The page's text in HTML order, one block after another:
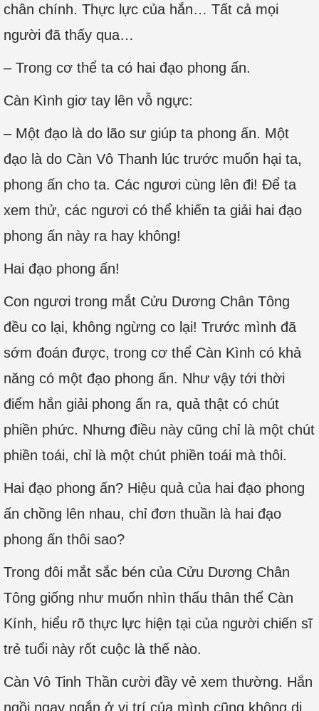
chân chính. Thực lực của hắn… Tất cả mọi
người đã thấy qua…
– Trong cơ thể ta có hai đạo phong ấn.
Càn Kình giơ tay lên vỗ ngực:
– Một đạo là do lão sư giúp ta phong ấn. Một
đạo là do Càn Vô Thanh lúc trước muốn hại ta,
phong ấn cho ta. Các ngươi cùng lên đi! Để ta
xem thử, các ngươi có thể khiến ta giải hai đạo
phong ấn này ra hay không!
Hai đạo phong ấn!
Con ngươi trong mắt Cửu Dương Chân Tông
đều co lại, không ngừng co lại! Trước mình đã
sớm đoán được, trong cơ thể Càn Kình có khả
năng có một đạo phong ấn. Như vậy tới thời
điểm hắn giải phong ấn ra, quả thật có chút
phiền phức. Nhưng điều này cũng chỉ là một chút
phiền toái, chỉ là một chút phiền toái mà thôi.
Hai đạo phong ấn? Hiệu quả của hai đạo phong
ấn chồng lên nhau, chỉ đơn thuần là hai đạo
phong ấn thôi sao?
Trong đôi mắt sắc bén của Cửu Dương Chân
Tông giống như muốn nhìn thấu thân thể Càn
Kính, hiểu rõ thực lực hiện tại của người chiến sĩ
trẻ tuổi này rốt cuộc là thế nào.
Càn Vô Tinh Thần cười đầy vẻ xem thường. Hắn
ngồi ngay ngắn ở vị trí của mình cũng không di